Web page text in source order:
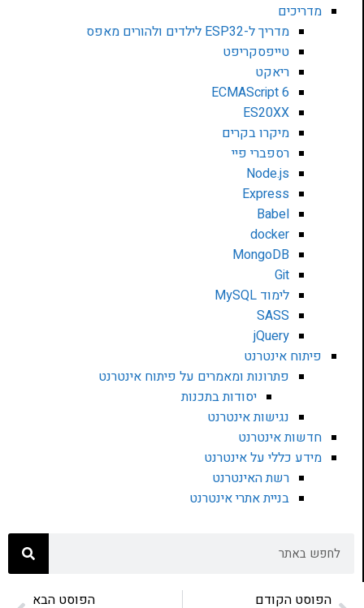
מדריכים
מדריך ל-ESP32 לילדים ולהורים מאפס
טייפסקריפט
ריאקט
ECMAScript 6
ES20XX
מיקרו בקרים
רספברי פיי
Node.js
Express
Babel
docker
MongoDB
Git
לימוד MySQL
SASS
jQuery
פיתוח אינטרנט
פתרונות ומאמרים על פיתוח אינטרנט
יסודות בתכנות
נגישות אינטרנט
חדשות אינטרנט
מידע כללי על אינטרנט
רשת האינטרנט
בניית אתרי אינטרנט
הפוסט הקודם הפוסט הבא